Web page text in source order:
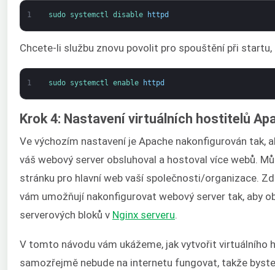
1 sudo systemctl disable httpd
Chcete-li službu znovu povolit pro spouštění při
1 sudo systemctl enable httpd
Krok 4: Nastavení virtuálních hostitelů
Ve výchozím nastavení je Apache nakonfigurován tak,
váš webový server obsluhoval a hostoval více webů.
stránku pro hlavní web vaší společnosti/organizace.
vám umožňují nakonfigurovat webový server tak, aby
serverových bloků v Nginx serveru
V tomto návodu vám ukážeme, jak vytvořit
samozřejmě nebude na internetu fungovat, takže